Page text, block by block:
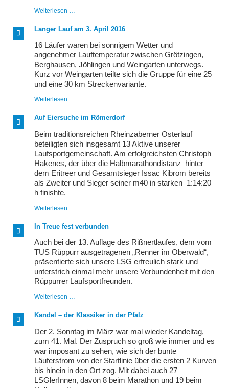
Weiterlesen …
Marathon
und
6
Std.-
Lauf
erfolgreich
Langer Lauf am 3. April 2016
16 Läufer waren bei sonnigem Wetter und
angenehmer Lauftemperatur zwischen Grötzingen,
Berghausen, Jöhlingen und Weingarten unterwegs.
Kurz vor Weingarten teilte sich die Gruppe für eine 25
und eine 30 km Streckenvariante.
Weiterlesen …
am
3.
2016
Auf Eiersuche im Römerdorf
Beim traditionsreichen Rheinzaberner Osterlauf
beteiligten sich insgesamt 13 Aktive unserer
Laufsportgemeinschaft. Am erfolgreichsten Christoph
Hakenes, der über die Halbmarathondistanz hinter
dem Eritreer und Gesamtsieger Issac Kibrom bereits
als Zweiter und Sieger seiner m40 in starken 1:14:20
h finishte.
Weiterlesen …
Römerdorf
In Treue fest verbunden
Auch bei der 13. Auflage des Rißnertlaufes, dem vom
TUS Rüppurr ausgetragenen „Renner im Oberwald“,
präsentierte sich unsere LSG erfreulich stark und
unterstrich einmal mehr unsere Verbundenheit mit den
Rüppurrer Laufsportfreunden.
Weiterlesen …
fest
verbunden
Kandel – der Klassiker in der Pfalz
Der 2. Sonntag im März war mal wieder Kandeltag,
zum 41. Mal. Der Zuspruch so groß wie immer und es
war imposant zu sehen, wie sich der bunte
Läuferstrom von der Startlinie über die ersten 2 Kurven
bis hinein in den Ort zog. Mit dabei auch 27
LSGlerInnen, davon 8 beim Marathon und 19 beim